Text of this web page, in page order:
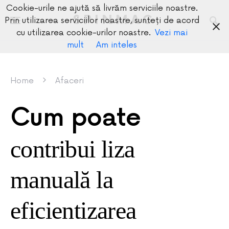
SPINMAG
Home Afaceri
Cum poate
contribui liza
manuală la
eficientizarea
Cookie-urile ne ajută să livrăm serviciile noastre.
Prin utilizarea serviciilor noastre, sunteți de acord
cu utilizarea cookie-urilor noastre. Vezi mai
mult
Am inteles